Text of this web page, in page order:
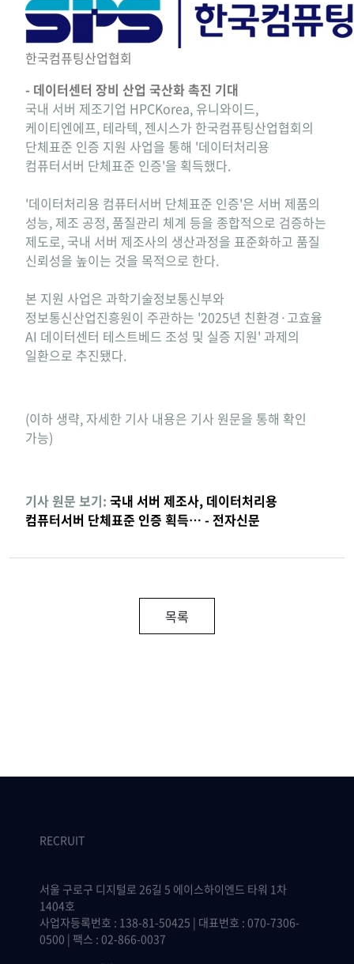
한국컴퓨팅산업협회
- 데이터센터 장비 산업 국산화 촉진 기대
국내 서버 제조기업 HPCKorea, 유니와이드,
케이티엔에프, 테라텍, 젠시스가 한국컴퓨팅산업협회의
단체표준 인증 지원 사업을 통해 '데이터처리용
컴퓨터서버 단체표준 인증'을 획득했다.
'데이터처리용 컴퓨터서버 단체표준 인증'은 서버 제품의
성능, 제조 공정, 품질관리 체계 등을 종합적으로 검증하는
제도로, 국내 서버 제조사의 생산과정을 표준화하고 품질
신뢰성을 높이는 것을 목적으로 한다.
본 지원 사업은 과학기술정보통신부와
정보통신산업진흥원이 주관하는 '2025년 친환경·고효율
AI 데이터센터 테스트베드 조성 및 실증 지원' 과제의
일환으로 추진됐다.
(이하 생략, 자세한 기사 내용은 기사 원문을 통해 확인
가능)
기사 원문 보기: 국내 서버 제조사, 데이터처리용
컴퓨터서버 단체표준 인증 획득… - 전자신문
목록
RECRUIT
서울 구로구 디지털로 26길 5 에이스하이엔드 타워 1차
1404호
사업자등록번호 : 138-81-50425 | 대표번호 : 070-7306-
0500 | 팩스 : 02-866-0037